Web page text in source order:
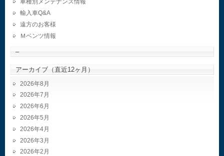
車種別メンテナンス情報
輸入車Q&A
遠方のお客様
Ｍベンツ情報
–
アーカイブ（直近12ヶ月）
2026年8月
2026年7月
2026年6月
2026年5月
2026年4月
2026年3月
2026年2月